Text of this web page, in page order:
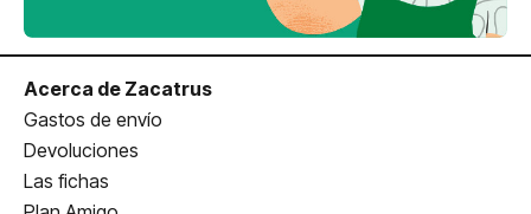
Acerca de Zacatrus
Gastos de envío
Devoluciones
Las fichas